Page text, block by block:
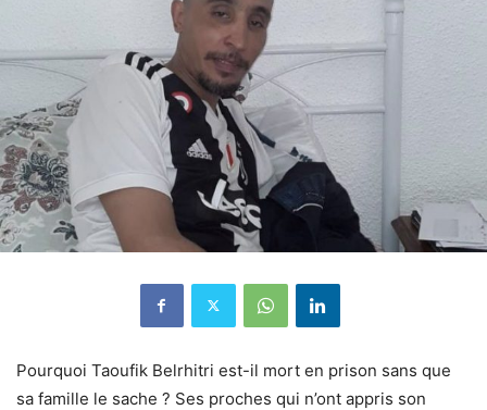
Pourquoi Taoufik Belrhitri est-il mort en prison sans que
sa famille le sache ? Ses proches qui n’ont appris son